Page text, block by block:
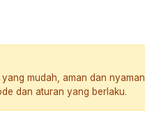
mudah, aman dan nyaman
dan aturan yang berlaku.